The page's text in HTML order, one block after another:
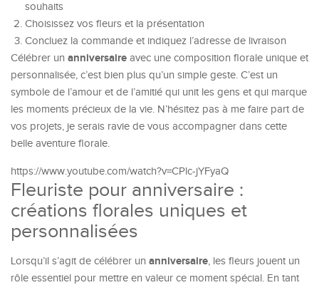
souhaits
Choisissez vos fleurs et la présentation
Concluez la commande et indiquez l’adresse de livraison
Célébrer un anniversaire avec une composition florale unique et
personnalisée, c’est bien plus qu’un simple geste. C’est un
symbole de l’amour et de l’amitié qui unit les gens et qui marque
les moments précieux de la vie. N’hésitez pas à me faire part de
vos projets, je serais ravie de vous accompagner dans cette
belle aventure florale.
https://www.youtube.com/watch?v=CPlc-jYFyaQ
Fleuriste pour anniversaire :
créations florales uniques et
personnalisées
Lorsqu’il s’agit de célébrer un anniversaire, les fleurs jouent un
rôle essentiel pour mettre en valeur ce moment spécial. En tant